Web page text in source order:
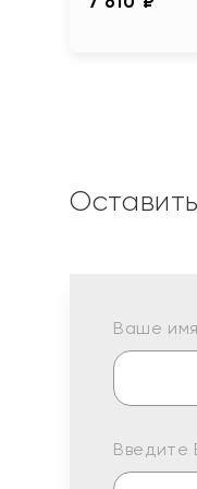
Ваше
Введите